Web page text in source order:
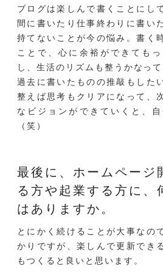
ブログは楽しんで書くことにし
間に書いたり仕事終わりに書い
持てないことが今の悩み。書く
ことで、心に余裕ができても
し、生活のリズムも整うかなって
過去に書いたものの推敲もした
整えば思考もクリアになって、
なビジョンができていくと、
（笑）
最後に、ホームページ
る方や起業する方に、
はありますか。
とにかく続けることが大事なの
かりですが、楽しんで更新でき
もつくると良いと思います。